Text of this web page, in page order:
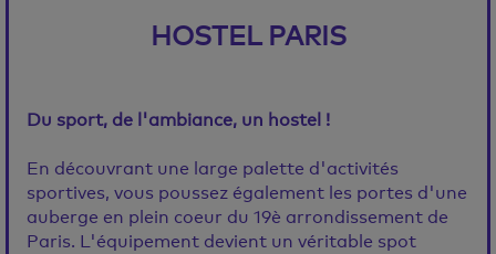
HOSTEL PARIS
Du sport, de l'ambiance, un hostel !
En découvrant une large palette d'activités
sportives, vous poussez également les portes d'une
auberge en plein coeur du 19è arrondissement de
Paris. L'équipement devient un véritable spot